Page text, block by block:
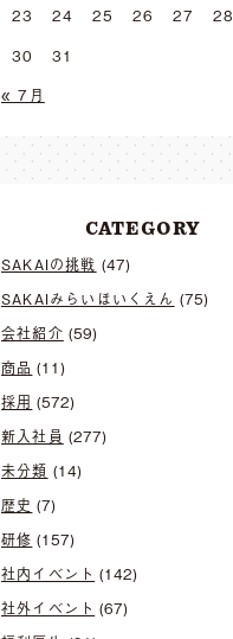
23
24 25 26 27 28
30
31
« 7月
CATEGORY
SAKAIの挑戦 (47)
SAKAIみらいほいくえん (75)
会社紹介 (59)
商品 (11)
採用 (572)
新入社員 (277)
未分類 (14)
歴史 (7)
研修 (157)
社内イベント (142)
社外イベント (67)